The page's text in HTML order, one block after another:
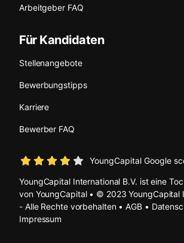
Arbeitgeber FAQ
Für Kandidaten
Stellenangebote
Bewerbungstipps
Karriere
Bewerber FAQ
YoungCapital Google
YoungCapital International B.V. ist eine
von YoungCapital • © 2023 YoungCapital
- Alle Rechte vorbehalten •AGB•
Impressum